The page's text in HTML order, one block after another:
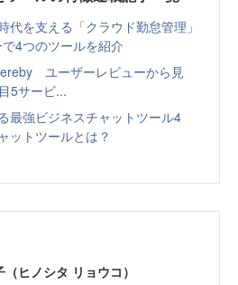
代を支える「クラウド勤怠管理」
4つのツールを紹介
ユーザーレビューから見
5サービ...
最強ビジネスチャットツール4
トツールとは？
（ヒノシタ リョウコ）